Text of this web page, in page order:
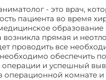
- это врач,
пациента во время
возникла прямая и
проводить все
обеспечить
операции и успешный
операционной комнате